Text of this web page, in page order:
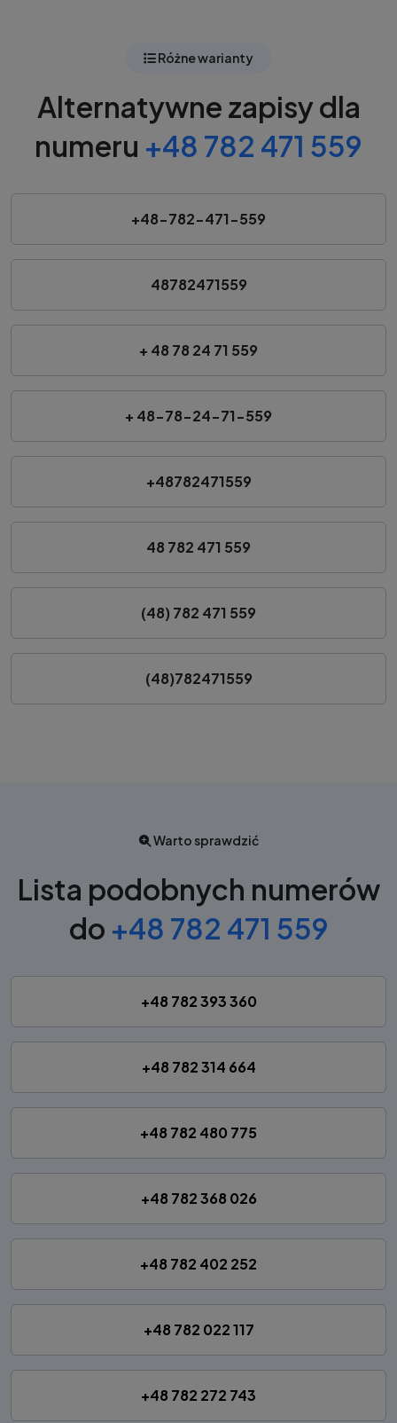
Różne warianty
Alternatywne zapisy dla
numeru +48 782 471 559
+48-782-471-559
48782471559
+ 48 78 24 71 559
+ 48-78-24-71-559
+48782471559
48 782 471 559
(48) 782 471 559
(48)782471559
Warto sprawdzić
Lista podobnych numerów
do +48 782 471 559
+48 782 393 360
+48 782 314 664
+48 782 480 775
+48 782 368 026
+48 782 402 252
+48 782 022 117
+48 782 272 743